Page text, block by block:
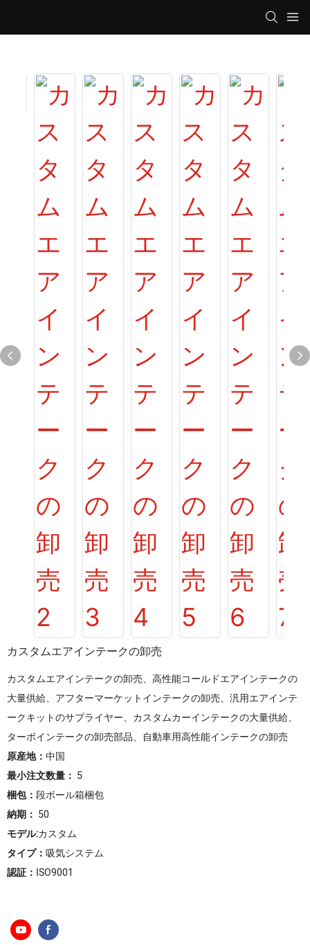
カスタムエアインテークの卸売
カスタムエアインテークの卸売、高性能コールドエアインテークの
大量供給、アフターマーケットインテークの卸売、汎用エアインテ
ークキットのサプライヤー、カスタムカーインテークの大量供給、
ターボインテークの卸売部品、自動車用高性能インテークの卸売
原産地： 中国
最小注文数量： 5
梱包： 段ボール箱梱包
納期： 50
モデル:カスタム
タイプ： 吸気システム
認証： ISO9001